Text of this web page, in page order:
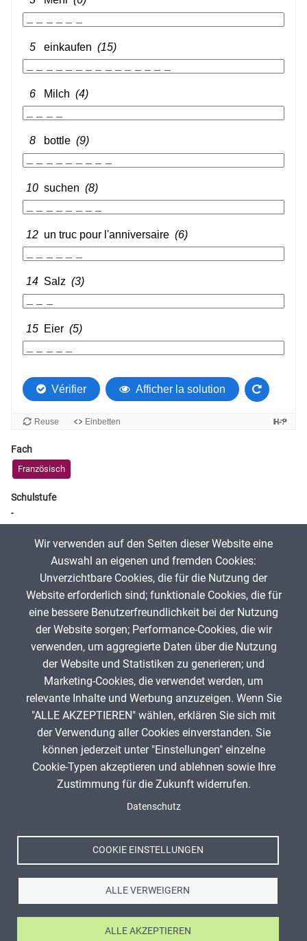
Fach
Französisch
Schulstufe
-
vocabulaire
App melden
ANZEIGE
Spenden
Impressum
Wir verwenden auf den Seiten dieser Website eine
Auswahl an eigenen und fremden Cookies:
Unverzichtbare Cookies, die für die Nutzung der
Website erforderlich sind; funktionale Cookies, die für
eine bessere Benutzerfreundlichkeit bei der Nutzung
der Website sorgen; Performance-Cookies, die wir
verwenden, um aggregierte Daten über die Nutzung
der Website und Statistiken zu generieren; und
Marketing-Cookies, die verwendet werden, um
relevante Inhalte und Werbung anzuzeigen. Wenn Sie
"ALLE AKZEPTIEREN" wählen, erklären Sie sich mit
der Verwendung aller Cookies einverstanden. Sie
können jederzeit unter "Einstellungen" einzelne
Cookie-Typen akzeptieren und ablehnen sowie Ihre
Zustimmung für die Zukunft widerrufen.
Datenschutz
COOKIE EINSTELLUNGEN
ALLE VERWEIGERN
ALLE AKZEPTIEREN
Ⓒ Zentrale für Unterrichtsmedien im Internet e.V. 2026